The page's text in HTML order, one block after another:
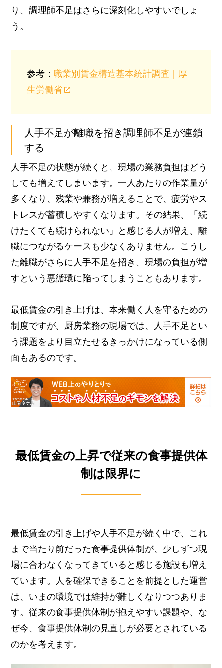
り、調理師不足はさらに深刻化しやすいでしょ
う。
参考：職業別賃金構造基本統計調査｜厚
生労働省
人手不足が離職を招き調理師不足が連鎖
する
人手不足の状態が続くと、現場の業務負担はどう
しても増えてしまいます。一人あたりの作業量が
多くなり、残業や兼務が増えることで、疲労やス
トレスが蓄積しやすくなります。 その結果、「続
けたくても続けられない」と感じる人が増え、離
職につながるケースも少なくありません。 こうし
た離職がさらに人手不足を招き、現場の負担が増
すという悪循環に陥ってしまうこともあります。
最低賃金の引き上げは、本来働く人を守るための
制度ですが、厨房業務の現場では、人手不足とい
う課題をより目立たせるきっかけになっている側
面もあるのです。
最低賃金の上昇で従来の食事提供体
制は限界に
最低賃金の引き上げや人手不足が続く中で、これ
まで当たり前だった食事提供体制が、少しずつ現
場に合わなくなってきていると感じる施設も増え
ています。
人を確保できることを前提とした運営
は、いまの環境では維持が難しくなりつつありま
す。従来の食事提供体制が抱えやすい課題や、な
ぜ今、食事提供体制の見直しが必要とされている
のかを考えます。